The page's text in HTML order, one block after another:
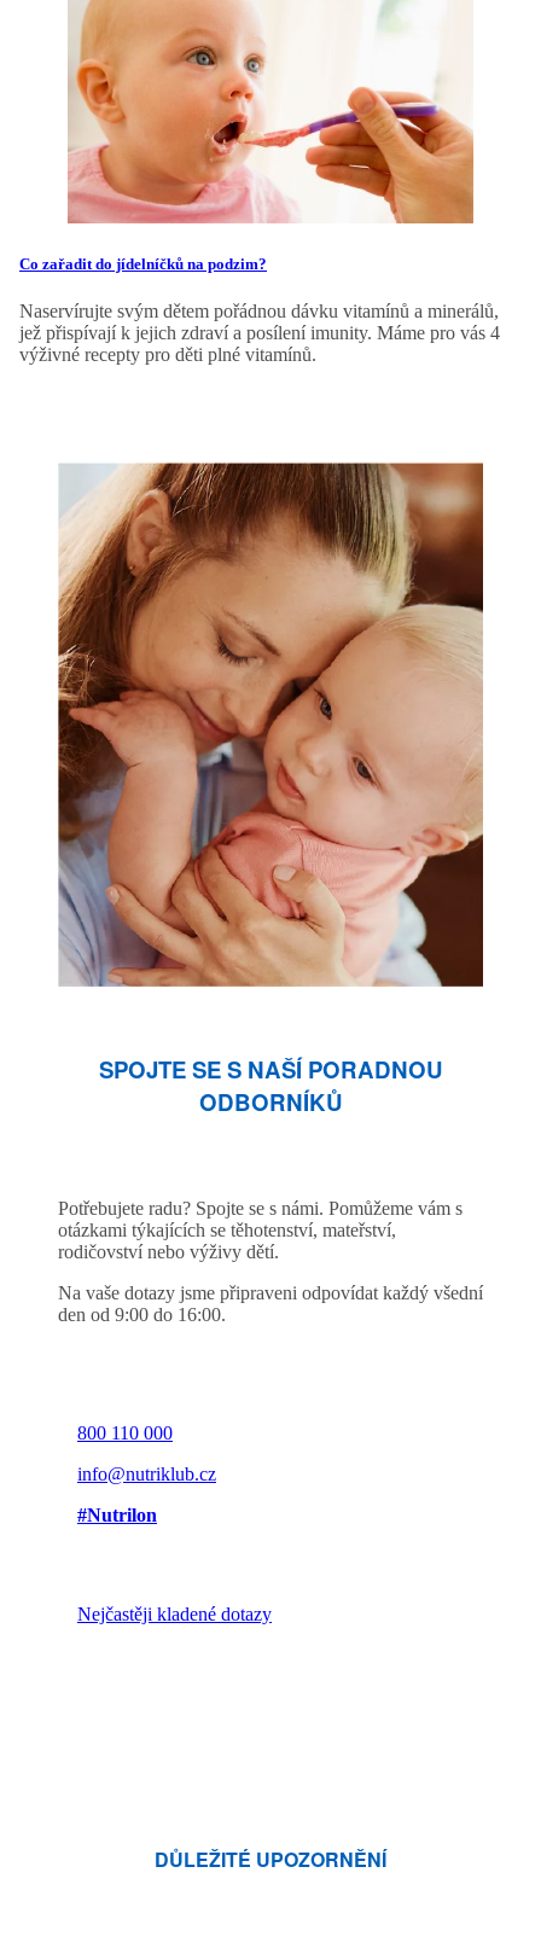
Co zařadit do jídelníčků na podzim?
Naservírujte svým dětem pořádnou dávku vitamínů a minerálů,
jež přispívají k jejich zdraví a posílení imunity. Máme pro vás 4
výživné recepty pro děti plné vitamínů.
SPOJTE SE S NAŠÍ PORADNOU
ODBORNÍKŮ
Potřebujete radu? Spojte se s námi. Pomůžeme vám s
otázkami týkajících se těhotenství, mateřství,
rodičovství nebo výživy dětí.
Na vaše dotazy jsme připraveni odpovídat každý všední
den od 9:00 do 16:00.
800 110 000
info@nutriklub.cz
#Nutrilon
Nejčastěji kladené dotazy
DŮLEŽITÉ UPOZORNĚNÍ